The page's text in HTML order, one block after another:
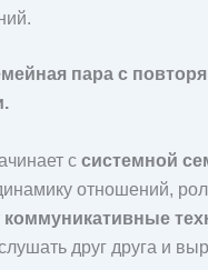
пара с
с системной
отношений,
коммуникативные
друг друга и